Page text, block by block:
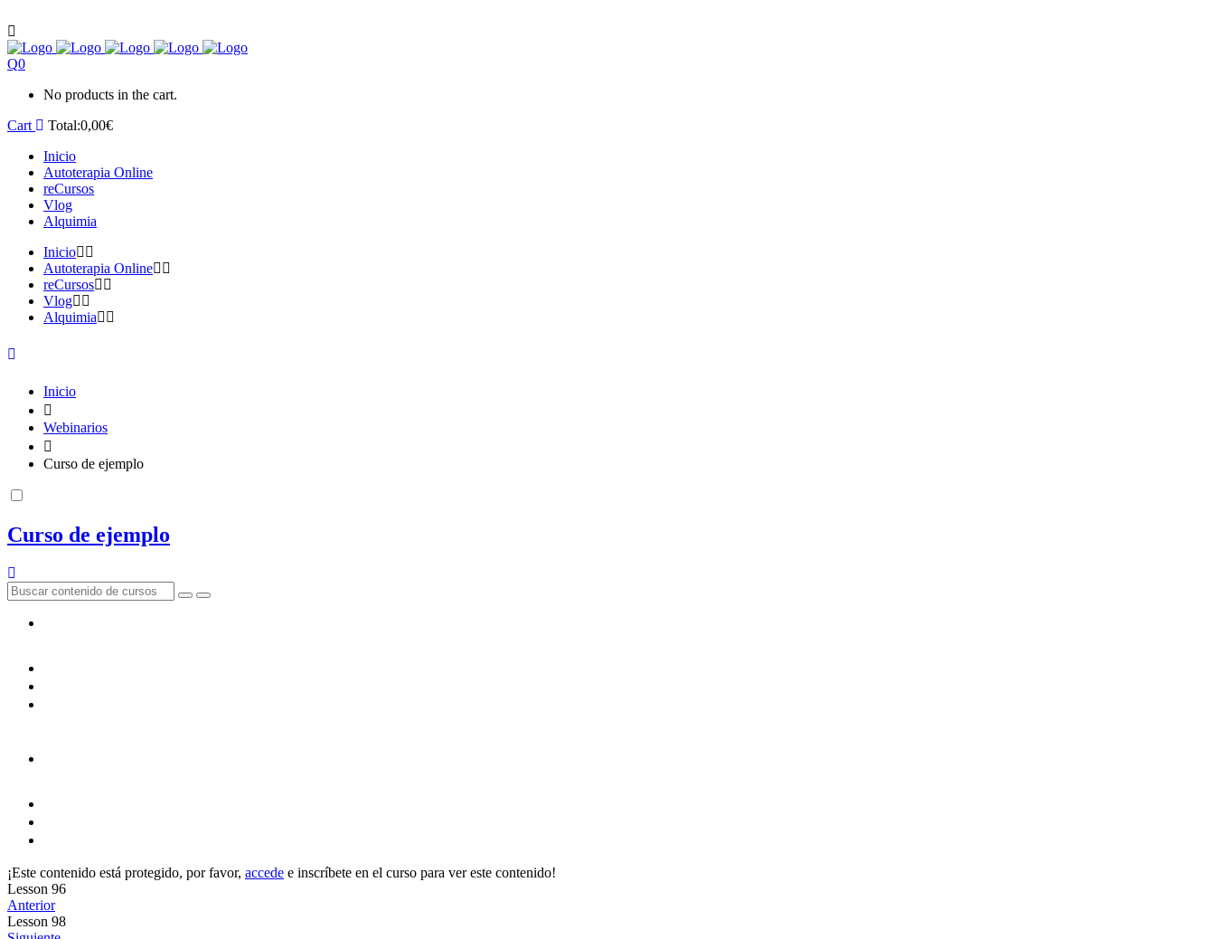
0
No products in the cart.
Cart
Total:0,00€
Inicio
Autoterapia Online
reCursos
Vlog
Alquimia
Inicio
Autoterapia Online
reCursos
Vlog
Alquimia
Inicio
Webinarios
Curso de ejemplo
Curso de ejemplo
¡Este contenido está protegido, por favor, accede e inscríbete en el curso para ver este contenido!
Lesson 96
Anterior
Lesson 98